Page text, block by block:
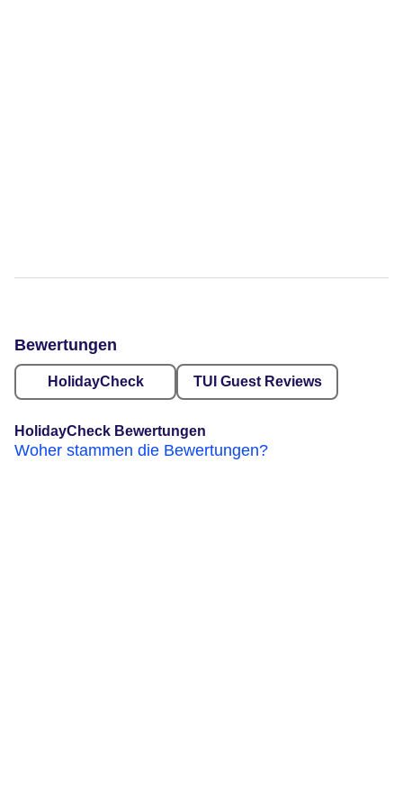
Bewertungen
HolidayCheck TUI Guest Reviews
HolidayCheck Bewertungen
Woher stammen die Bewertungen?